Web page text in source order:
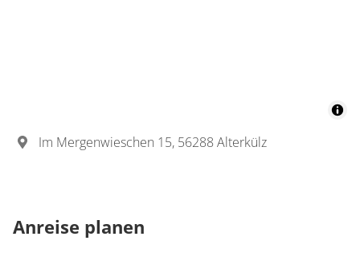
Im Mergenwieschen 15, 56288 Alterkülz
Anreise planen